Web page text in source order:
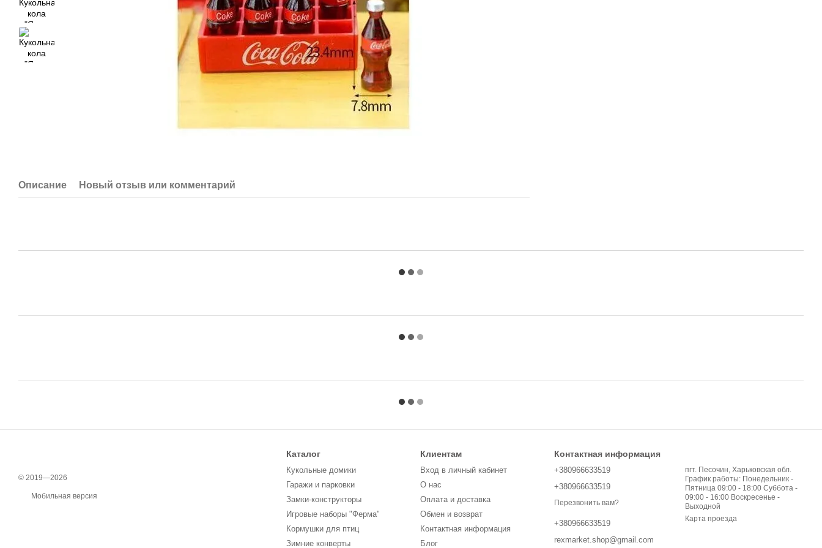
Описание Новый отзыв или комментарий
© 2019—2026
Мобильная версия
Каталог
Кукольные домики
Гаражи и парковки
Замки-конструкторы
Игровые наборы "Ферма"
Кормушки для птиц
Зимние конверты
Клиентам
Вход в личный кабинет
О нас
Оплата и доставка
Обмен и возврат
Контактная информация
Блог
Контактная информация
+380966633519
+380966633519
Перезвонить вам?
+380966633519
rexmarket.shop@gmail.com
пгт. Песочин, Харьковская обл.
График работы: Понедельник -
Пятница 09:00 - 18:00 Суббота -
09:00 - 16:00 Воскресенье -
Выходной
Карта проезда